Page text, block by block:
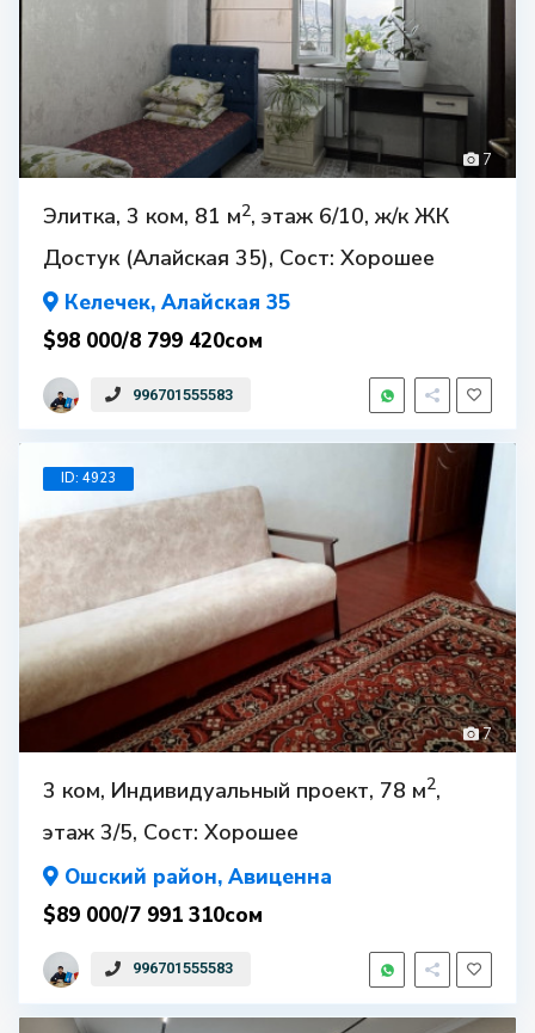
7
Элитка, 3 ком, 81 м2, этаж 6/10, ж/к ЖК
Достук (Алайская 35), Сост: Хорошее
Келечек, Алайская 35
$98 000/8 799 420сом
996701555583
7
ID: 4923
3 ком, Индивидуальный проект, 78 м2,
этаж 3/5, Сост: Хорошее
Ошский район, Авиценна
$89 000/7 991 310сом
996701555583